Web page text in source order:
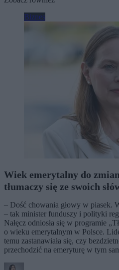
Biznes
Wiek emerytalny do
tłumaczy się ze swoich
– Dość chowania głowy w piasek.
– tak minister funduszy i polityki
Nałęcz odniosła się w programie
o wieku emerytalnym w Polsce.
temu zastanawiała się, czy
przechodzić na emeryturę w tym